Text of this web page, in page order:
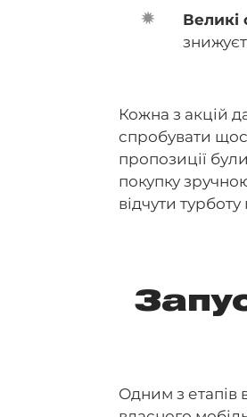
Великі
Кожна з акцій
спробувати
пропозиції
покупку
відчути
Одним з етапів